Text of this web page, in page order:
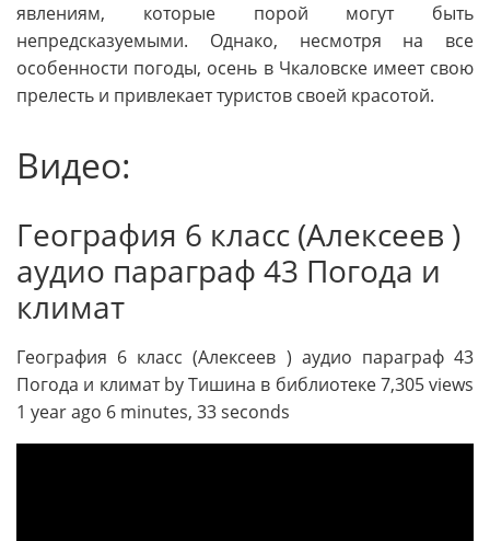
явлениям, которые порой могут быть
непредсказуемыми. Однако, несмотря на все
особенности погоды, осень в Чкаловске имеет свою
прелесть и привлекает туристов своей красотой.
Видео:
География 6 класс (Алексеев )
аудио параграф 43 Погода и
климат
География 6 класс (Алексеев ) аудио параграф 43
Погода и климат by Тишина в библиотеке 7,305 views
1 year ago 6 minutes, 33 seconds